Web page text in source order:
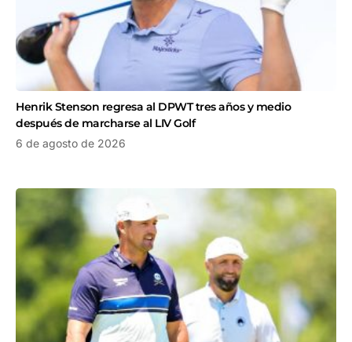
Henrik Stenson regresa al DPWT tres años y medio
después de marcharse al LIV Golf
6 de agosto de 2026